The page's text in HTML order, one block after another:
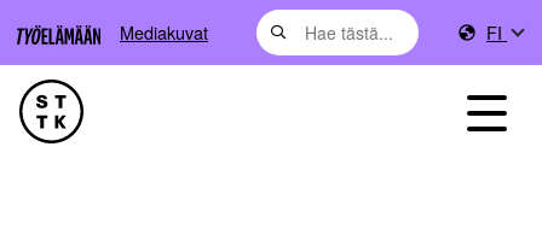
Mediakuvat FI